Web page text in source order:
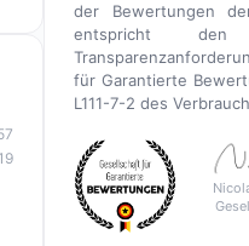
der Bewertungen
entspricht
für Garantierte
L111-7-2 des